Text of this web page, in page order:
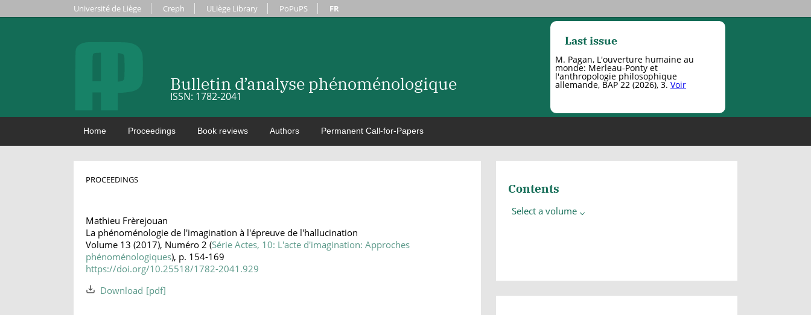
Université de Liège Creph ULiège Library PoPuPS FR
Bulletin d’analyse phénoménologique
ISSN: 1782-2041
Last issue
M. Pagan, L'ouverture humaine au
monde: Merleau-Ponty et
l'anthropologie philosophique
allemande, BAP 22 (2026), 3. Voir
Home Proceedings Book reviews Authors Permanent Call-for-Papers
PROCEEDINGS
Mathieu Frèrejouan
La phénoménologie de l'imagination à l'épreuve de l'hallucination
Volume 13 (2017), Numéro 2 (Série Actes, 10: L'acte d'imagination: Approches
phénoménologiques), p. 154-169
https://doi.org/10.25518/1782-2041.929
Download
Contents
Select a volume